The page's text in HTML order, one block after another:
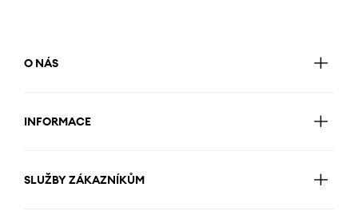
O NÁS
INFORMACE
SLUŽBY ZÁKAZNÍKŮM